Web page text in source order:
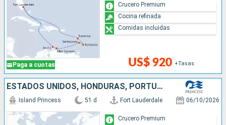
Paga a cuotas US$ 920 +Tasas
Crucero Premium
Cocina refinada
Comidas incluidas
ESTADOS UNIDOS, HONDURAS, PORTUGAL, ESPAÑA, FRANCIA, GRECIA, TURQUÍA, MONTENEGRO, CROACIA, ITALIA, MALTA, MARRUECOS
Island Princess 51 d Fort Lauderdale 06/10/2026
Crucero Premium